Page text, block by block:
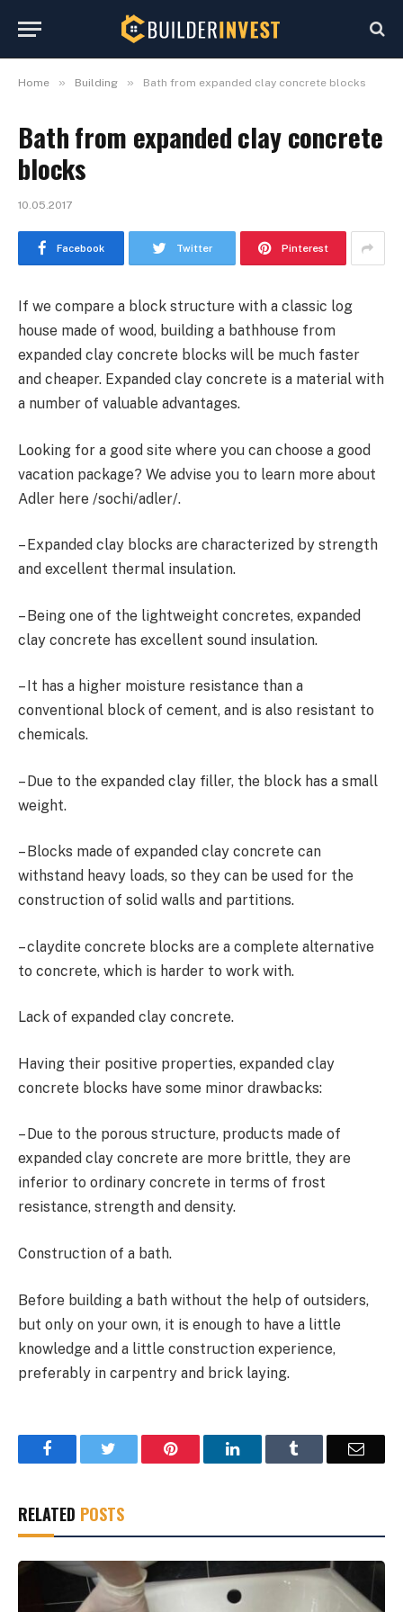
Home » Building » Bath from expanded clay concrete blocks
Bath from expanded clay concrete
blocks
10.05.2017
Facebook Twitter Pinterest
If we compare a block structure with a classic log
house made of wood, building a bathhouse from
expanded clay concrete blocks will be much faster
and cheaper. Expanded clay concrete is a material with
a number of valuable advantages.
Looking for a good site where you can choose a good
vacation package? We advise you to learn more about
Adler here /sochi/adler/.
– Expanded clay blocks are characterized by strength
and excellent thermal insulation.
– Being one of the lightweight concretes, expanded
clay concrete has excellent sound insulation.
– It has a higher moisture resistance than a
conventional block of cement, and is also resistant to
chemicals.
– Due to the expanded clay filler, the block has a small
weight.
– Blocks made of expanded clay concrete can
withstand heavy loads, so they can be used for the
construction of solid walls and partitions.
– claydite concrete blocks are a complete alternative
to concrete, which is harder to work with.
Lack of expanded clay concrete.
Having their positive properties, expanded clay
concrete blocks have some minor drawbacks:
– Due to the porous structure, products made of
expanded clay concrete are more brittle, they are
inferior to ordinary concrete in terms of frost
resistance, strength and density.
Construction of a bath.
Before building a bath without the help of outsiders,
but only on your own, it is enough to have a little
knowledge and a little construction experience,
preferably in carpentry and brick laying.
Facebook Pinterest LinkedIn Email
RELATED POSTS